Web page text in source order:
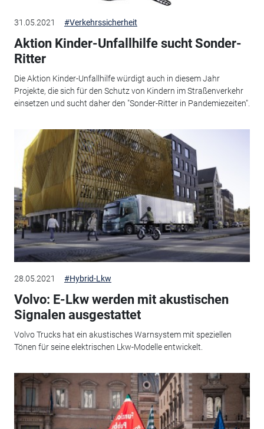
31.05.2021 #Verkehrssicherheit
Aktion Kinder-Unfallhilfe sucht Sonder-
Ritter
Die Aktion Kinder-Unfallhilfe würdigt auch in diesem Jahr
Projekte, die sich für den Schutz von Kindern im Straßenverkehr
einsetzen und sucht daher den "Sonder-Ritter in Pandemiezeiten".
28.05.2021 #Hybrid-Lkw
Volvo: E-Lkw werden mit akustischen
Signalen ausgestattet
Volvo Trucks hat ein akustisches Warnsystem mit speziellen
Tönen für seine elektrischen Lkw-Modelle entwickelt.